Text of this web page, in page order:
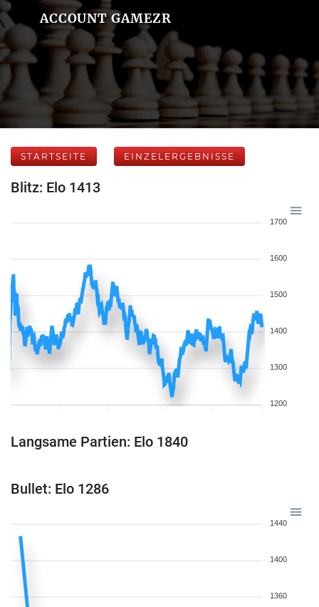
ACCOUNT GAMEZR
STARTSEITE EINZELERGEBNISSE
Blitz: Elo 1413
1700
1600
1500
1400
1300
1200
Langsame Partien: Elo 1840
Bullet: Elo 1286
1440
1400
1360